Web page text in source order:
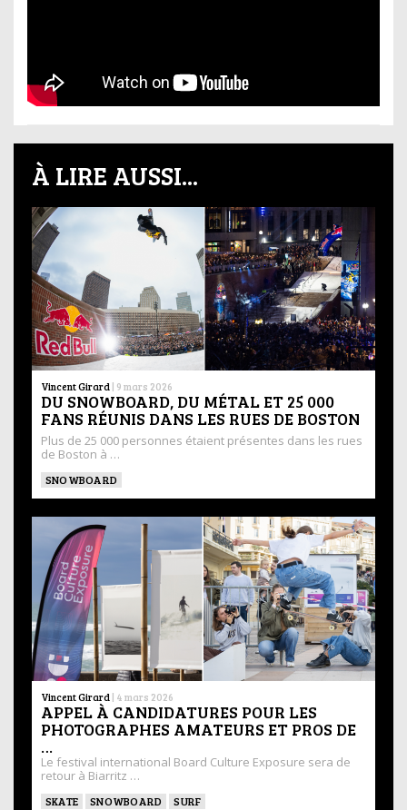
À LIRE AUSSI...
Vincent Girard | 9 mars 2026
DU SNOWBOARD, DU MÉTAL ET 25 000
FANS RÉUNIS DANS LES RUES DE BOSTON
Plus de 25 000 personnes étaient présentes dans les rues
de Boston à …
SNOWBOARD
Vincent Girard | 4 mars 2026
APPEL À CANDIDATURES POUR LES
PHOTOGRAPHES AMATEURS ET PROS DE
…
Le festival international Board Culture Exposure sera de
retour à Biarritz …
SKATE SNOWBOARD SURF